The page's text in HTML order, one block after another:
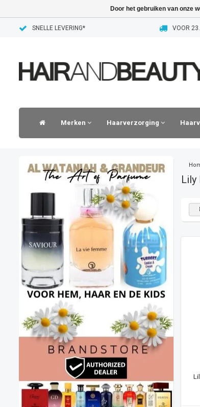
SNELLE LEVERING* VOOR
Merken Haarverzorging
Lily
Door het gebruiken van onze